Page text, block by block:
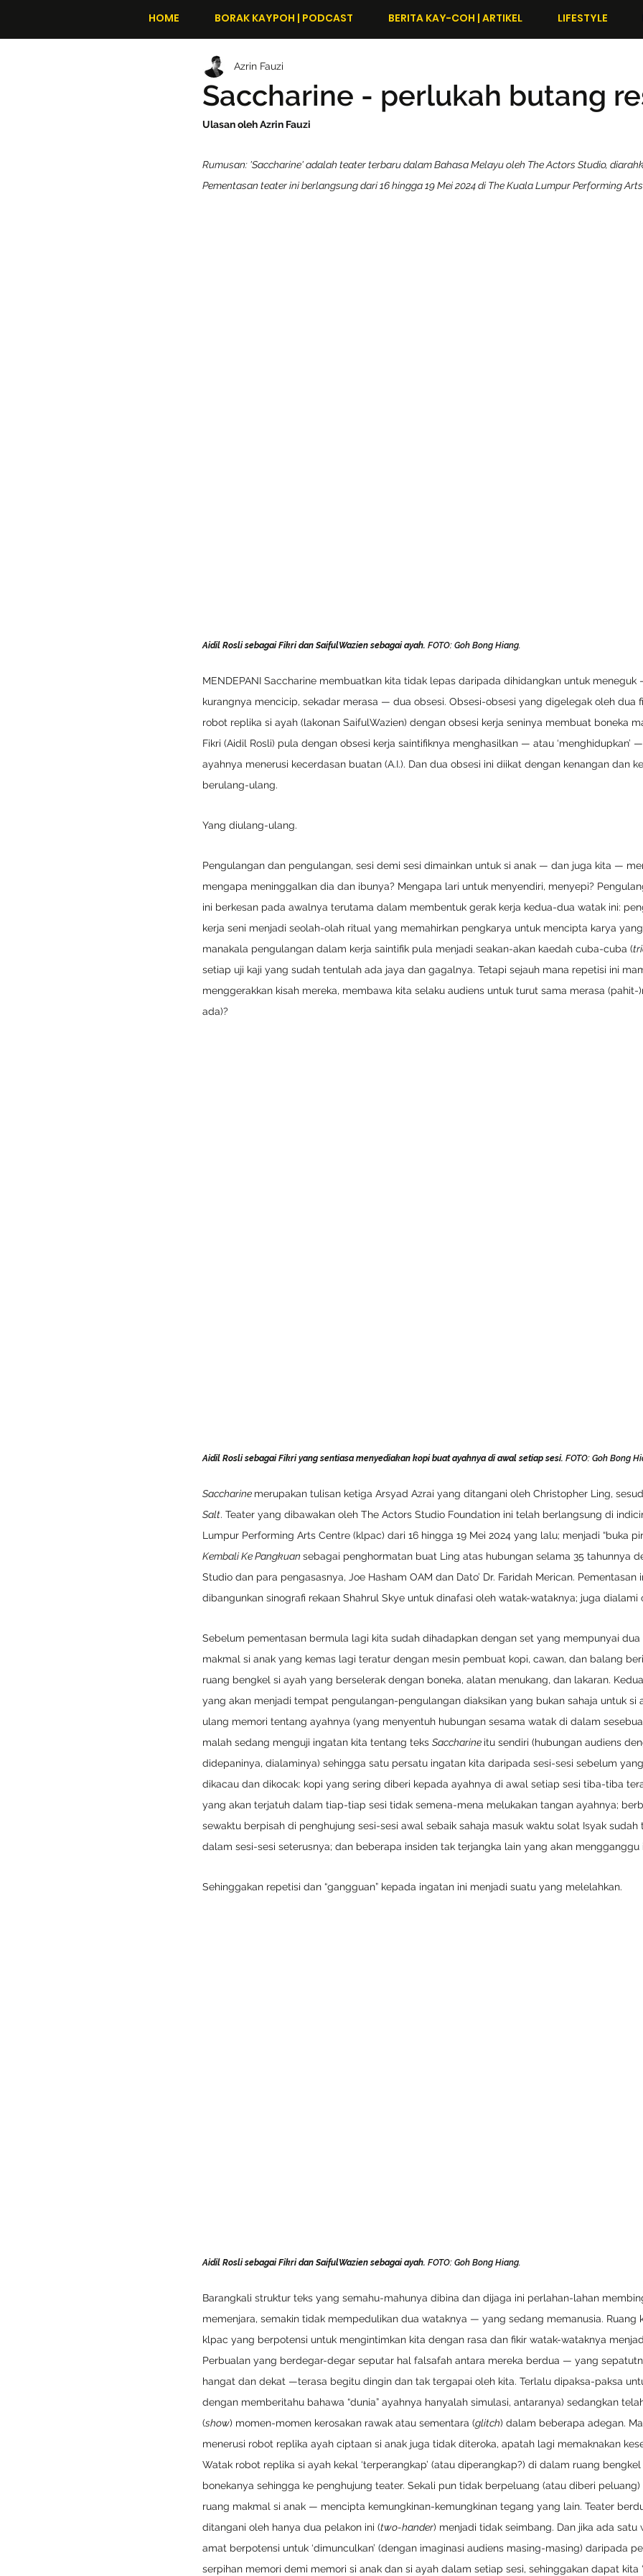
HOME BORAK KAYPOH | PODCAST BERITA KAY-COH | ARTIKEL LIFESTYLE
Saccharine - perlukah butang
Azrin Fauzi
Ulasan oleh Azrin Fauzi
Rumusan: 'Saccharine' adalah teater terbaru dalam Bahasa Melayu oleh The Actors Studio,
Pementasan teater ini berlangsung dari 16 hingga 19 Mei 2024 di The Kuala Lumpur Performing
Aidil Rosli sebagai Fikri dan SaifulWazien sebagai ayah. FOTO: Goh Bong Hiang.
MENDEPANI Saccharine membuatkan kita tidak lepas daripada dihidangkan untuk
kurangnya mencicip, sekadar merasa — dua obsesi. Obsesi-obsesi yang digelegak oleh dua
robot replika si ayah (lakonan SaifulWazien) dengan obsesi kerja seninya membuat boneka
Fikri (Aidil Rosli) pula dengan obsesi kerja saintifiknya menghasilkan — atau ‘menghidupkan’
ayahnya menerusi kecerdasan buatan (A.I.). Dan dua obsesi ini diikat dengan kenangan dan
berulang-ulang.
Yang diulang-ulang.
Pengulangan dan pengulangan, sesi demi sesi dimainkan untuk si anak — dan juga kita —
mengapa meninggalkan dia dan ibunya? Mengapa lari untuk menyendiri, menyepi?
ini berkesan pada awalnya terutama dalam membentuk gerak kerja kedua-dua watak ini:
kerja seni menjadi seolah-olah ritual yang memahirkan pengkarya untuk mencipta karya
manakala pengulangan dalam kerja saintifik pula menjadi seakan-akan kaedah cuba-cuba (
setiap uji kaji yang sudah tentulah ada jaya dan gagalnya. Tetapi sejauh mana repetisi ini
menggerakkan kisah mereka, membawa kita selaku audiens untuk turut sama merasa (pahit-
ada)?
Aidil Rosli sebagai Fikri yang sentiasa menyediakan kopi buat ayahnya di awal setiap sesi. FOTO: Goh Bong
Saccharine merupakan tulisan ketiga Arsyad Azrai yang ditangani oleh Christopher Ling,
Salt. Teater yang dibawakan oleh The Actors Studio Foundation ini telah berlangsung di
Lumpur Performing Arts Centre (klpac) dari 16 hingga 19 Mei 2024 yang lalu; menjadi “buka
Kembali Ke Pangkuan sebagai penghormatan buat Ling atas hubungan selama 35 tahunnya
Studio dan para pengasasnya, Joe Hasham OAM dan Dato’ Dr. Faridah Merican. Pementasan
dibangunkan sinografi rekaan Shahrul Skye untuk dinafasi oleh watak-wataknya; juga dialami
Sebelum pementasan bermula lagi kita sudah dihadapkan dengan set yang mempunyai dua
makmal si anak yang kemas lagi teratur dengan mesin pembuat kopi, cawan, dan balang
ruang bengkel si ayah yang berselerak dengan boneka, alatan menukang, dan lakaran.
yang akan menjadi tempat pengulangan-pengulangan diaksikan yang bukan sahaja untuk si
ulang memori tentang ayahnya (yang menyentuh hubungan sesama watak di dalam
malah sedang menguji ingatan kita tentang teks Saccharine itu sendiri (hubungan audiens
didepaninya, dialaminya) sehingga satu persatu ingatan kita daripada sesi-sesi sebelum
dikacau dan dikocak: kopi yang sering diberi kepada ayahnya di awal setiap sesi tiba-tiba
yang akan terjatuh dalam tiap-tiap sesi tidak semena-mena melukakan tangan ayahnya;
sewaktu berpisah di penghujung sesi-sesi awal sebaik sahaja masuk waktu solat Isyak
dalam sesi-sesi seterusnya; dan beberapa insiden tak terjangka lain yang akan mengganggu
Sehinggakan repetisi dan “gangguan” kepada ingatan ini menjadi suatu yang melelahkan.
Aidil Rosli sebagai Fikri dan SaifulWazien sebagai ayah. FOTO: Goh Bong Hiang.
Barangkali struktur teks yang semahu-mahunya dibina dan dijaga ini perlahan-lahan
memenjara, semakin tidak mempedulikan dua wataknya — yang sedang memanusia. Ruang
klpac yang berpotensi untuk mengintimkan kita dengan rasa dan fikir watak-wataknya
Perbualan yang berdegar-degar seputar hal falsafah antara mereka berdua — yang
hangat dan dekat —terasa begitu dingin dan tak tergapai oleh kita. Terlalu dipaksa-paksa
dengan memberitahu bahawa “dunia” ayahnya hanyalah simulasi, antaranya) sedangkan
(show) momen-momen kerosakan rawak atau sementara (glitch) dalam beberapa adegan.
menerusi robot replika ayah ciptaan si anak juga tidak diteroka, apatah lagi memaknakan
Watak robot replika si ayah kekal ‘terperangkap’ (atau diperangkap?) di dalam ruang
bonekanya sehingga ke penghujung teater. Sekali pun tidak berpeluang (atau diberi
ruang makmal si anak — mencipta kemungkinan-kemungkinan tegang yang lain. Teater
ditangani oleh hanya dua pelakon ini (two-hander) menjadi tidak seimbang. Dan jika ada satu
amat berpotensi untuk ‘dimunculkan’ (dengan imaginasi audiens masing-masing) daripada
serpihan memori demi memori si anak dan si ayah dalam setiap sesi, sehinggakan dapat kita